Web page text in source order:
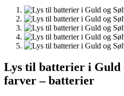
Lys til batterier i Guld
farver – batterier